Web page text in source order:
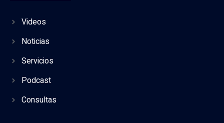
Videos
Noticias
Servicios
Podcast
Consultas